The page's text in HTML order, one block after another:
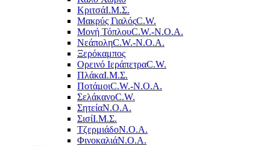
ΚριτσάΙ.Μ.Σ.
Μακρύς ΓιαλόςC.W.
Μονή ΤόπλουC.W.-Ν.Ο.Α.
ΝεάποληC.W.-Ν.Ο.Α.
Ξερόκαμπος
Ορεινό ΙεράπετραC.W.
ΠλάκαΙ.Μ.Σ.
ΠοτάμοιC.W.-Ν.Ο.Α.
ΣελάκανοC.W.
ΣητείαΝ.Ο.Α.
ΣισίΙ.Μ.Σ.
ΤζερμιάδοΝ.Ο.Α.
ΦινοκαλιάΝ.Ο.Α.